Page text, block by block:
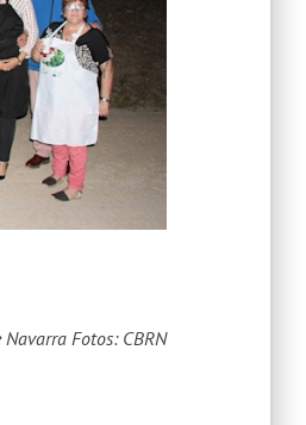
Navarra Fotos: CBRN